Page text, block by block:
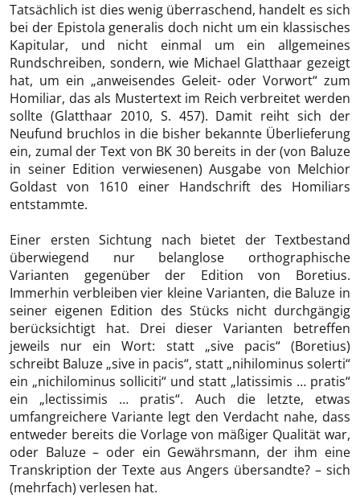
Tatsächlich ist dies wenig überraschend, handelt es sich
bei der Epistola generalis doch nicht um ein klassisches
Kapitular, und nicht einmal um ein allgemeines
Rundschreiben, sondern, wie Michael Glatthaar gezeigt
hat, um ein „anweisendes Geleit- oder Vorwort“ zum
Homiliar, das als Mustertext im Reich verbreitet werden
sollte (Glatthaar 2010, S. 457). Damit reiht sich der
Neufund bruchlos in die bisher bekannte Überlieferung
ein, zumal der Text von BK 30 bereits in der (von Baluze
in seiner Edition verwiesenen) Ausgabe von Melchior
Goldast von 1610 einer Handschrift des Homiliars
entstammte.
Einer ersten Sichtung nach bietet der Textbestand
überwiegend nur belanglose orthographische
Varianten gegenüber der Edition von Boretius.
Immerhin verbleiben vier kleine Varianten, die Baluze in
seiner eigenen Edition des Stücks nicht durchgängig
berücksichtigt hat. Drei dieser Varianten betreffen
jeweils nur ein Wort: statt „sive pacis“ (Boretius)
schreibt Baluze „sive in pacis“, statt „nihilominus solerti“
ein „nichilominus solliciti“ und statt „latissimis … pratis“
ein „lectissimis … pratis“. Auch die letzte, etwas
umfangreichere Variante legt den Verdacht nahe, dass
entweder bereits die Vorlage von mäßiger Qualität war,
oder Baluze – oder ein Gewährsmann, der ihm eine
Transkription der Texte aus Angers übersandte? – sich
(mehrfach) verlesen hat.